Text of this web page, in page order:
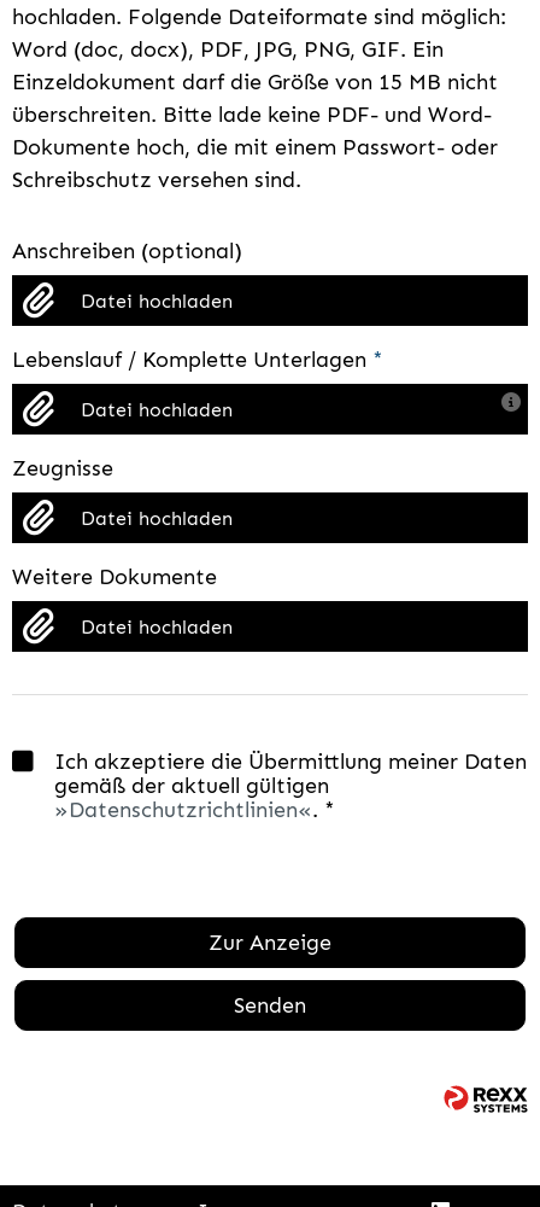
hochladen. Folgende Dateiformate sind möglich:
Word (doc, docx), PDF, JPG, PNG, GIF. Ein
Einzeldokument darf die Größe von 15 MB nicht
überschreiten. Bitte lade keine PDF- und Word-
Dokumente hoch, die mit einem Passwort- oder
Schreibschutz versehen sind.
Anschreiben (optional)
Datei hochladen
Lebenslauf / Komplette Unterlagen *
Datei hochladen
Zeugnisse
Datei hochladen
Weitere Dokumente
Datei hochladen
Ich akzeptiere die Übermittlung meiner Daten
gemäß der aktuell gültigen
Datenschutzrichtlinien
. *
Zur Anzeige
Senden